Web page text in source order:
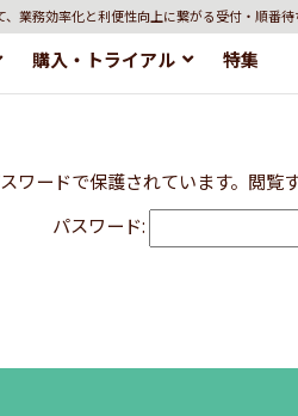
業務効率化と利便性向上に繋がる受付・順番待
購入・トライアル 特集
ワードで保護されています。閲覧
パスワード: